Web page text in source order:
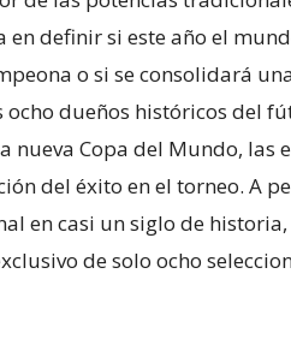
definir si este año el
o si se consolidará
dueños históricos del
nueva Copa del Mundo, las
del éxito en el torneo. A
en casi un siglo de
de solo ocho